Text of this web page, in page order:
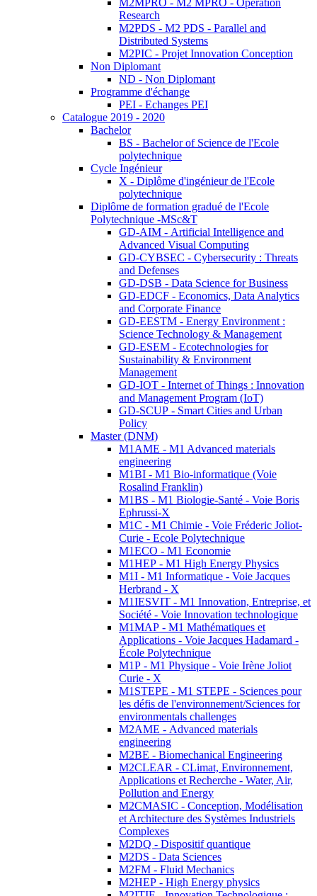
M2MPRO - M2 MPRO - Operation
Research
M2PDS - M2 PDS - Parallel and
Distributed Systems
M2PIC - Projet Innovation Conception
Non Diplomant
ND - Non Diplomant
Programme d'échange
PEI - Echanges PEI
Catalogue 2019 - 2020
Bachelor
BS - Bachelor of Science de l'Ecole
polytechnique
Cycle Ingénieur
X - Diplôme d'ingénieur de l'Ecole
polytechnique
Diplôme de formation gradué de l'Ecole
Polytechnique -MSc&T
GD-AIM - Artificial Intelligence and
Advanced Visual Computing
GD-CYBSEC - Cybersecurity : Threats
and Defenses
GD-DSB - Data Science for Business
GD-EDCF - Economics, Data Analytics
and Corporate Finance
GD-EESTM - Energy Environment :
Science Technology & Management
GD-ESEM - Ecotechnologies for
Sustainability & Environment
Management
GD-IOT - Internet of Things : Innovation
and Management Program (IoT)
GD-SCUP - Smart Cities and Urban
Policy
Master (DNM)
M1AME - M1 Advanced materials
engineering
M1BI - M1 Bio-informatique (Voie
Rosalind Franklin)
M1BS - M1 Biologie-Santé - Voie Boris
Ephrussi-X
M1C - M1 Chimie - Voie Fréderic Joliot-
Curie - Ecole Polytechnique
M1ECO - M1 Economie
M1HEP - M1 High Energy Physics
M1I - M1 Informatique - Voie Jacques
Herbrand - X
M1IESVIT - M1 Innovation, Entreprise, et
Société - Voie Innovation technologique
M1MAP - M1 Mathématiques et
Applications - Voie Jacques Hadamard -
École Polytechnique
M1P - M1 Physique - Voie Irène Joliot
Curie - X
M1STEPE - M1 STEPE - Sciences pour
les défis de l'environnement/Sciences for
environmentals challenges
M2AME - Advanced materials
engineering
M2BE - Biomechanical Engineering
M2CLEAR - CLimat, Environnement,
Applications et Recherche - Water, Air,
Pollution and Energy
M2CMASIC - Conception, Modélisation
et Architecture des Systèmes Industriels
Complexes
M2DQ - Dispositif quantique
M2DS - Data Sciences
M2FM - Fluid Mechanics
M2HEP - High Energy physics